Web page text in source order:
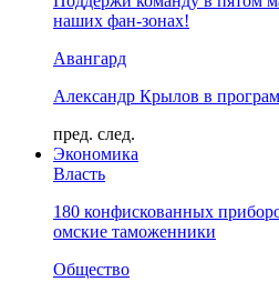
наших фан-зонах!
Авангард
Александр Крылов в
пред. след.
Экономика
Власть
180 конфискованных
омские таможенники
Общество